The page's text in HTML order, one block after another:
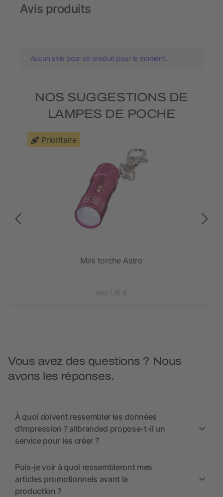
Avis produits
Aucun avis pour ce produit pour le moment.
NOS SUGGESTIONS DE
LAMPES DE POCHE
Prioritaire
Mini torche Astro
dès 1,16 €
Vous avez des questions ? Nous
avons les réponses.
À quoi doivent ressembler les données
d’impression ? allbranded propose-t-il un
service pour les créer ?
Puis-je voir à quoi ressembleront mes
articles promotionnels avant la
production ?